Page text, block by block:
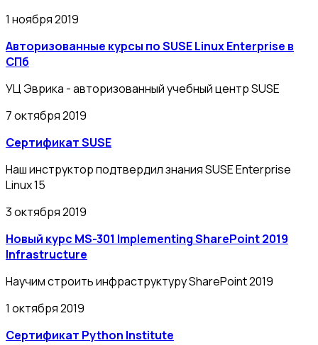
1 ноября 2019
Авторизованные курсы по SUSE Linux Enterprise в
СПб
УЦ Эврика - авторизованный учебный центр SUSE
7 октября 2019
Сертификат SUSE
Наш инструктор подтвердил знания SUSE Enterprise
Linux 15
3 октября 2019
Новый курс MS-301 Implementing SharePoint 2019
Infrastructure
Научим строить инфраструктуру SharePoint 2019
1 октября 2019
Сертификат Python Institute